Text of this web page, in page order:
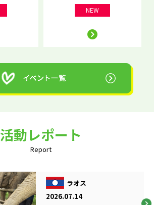
NEW
活動レポート
Report
ラオス
2026.07.14